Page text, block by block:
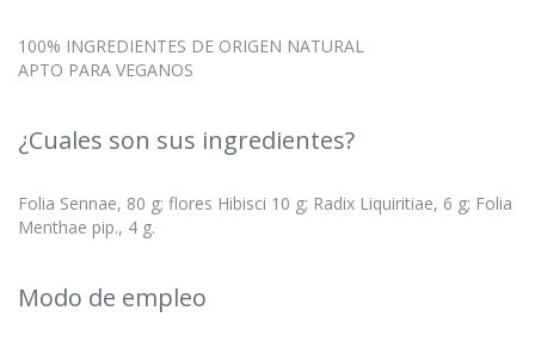
100% INGREDIENTES DE ORIGEN NATURAL
APTO PARA VEGANOS
¿Cuales son sus ingredientes?
Folia Sennae, 80 g; flores Hibisci 10 g; Radix Liquiritiae, 6 g; Folia
Menthae pip., 4 g.
Modo de empleo